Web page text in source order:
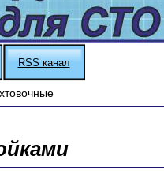
RSS канал